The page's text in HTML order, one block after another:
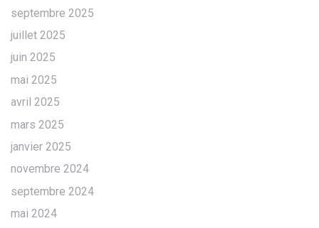
septembre 2025
juillet 2025
juin 2025
mai 2025
avril 2025
mars 2025
janvier 2025
novembre 2024
septembre 2024
mai 2024